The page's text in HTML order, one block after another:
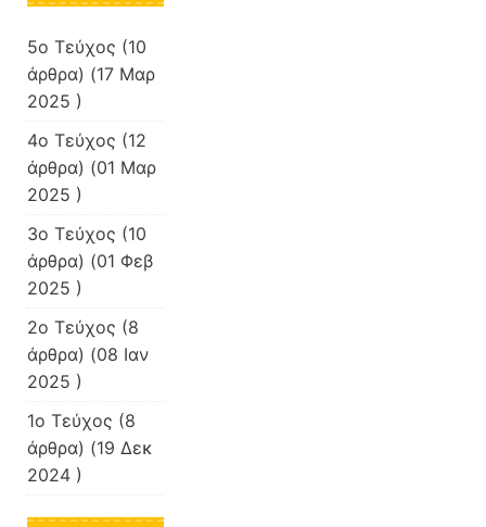
5ο Τεύχος (10
άρθρα) (17 Μαρ
2025 )
4ο Τεύχος (12
άρθρα) (01 Μαρ
2025 )
3o Τεύχος (10
άρθρα) (01 Φεβ
2025 )
2ο Τεύχος (8
άρθρα) (08 Ιαν
2025 )
1ο Τεύχος (8
άρθρα) (19 Δεκ
2024 )